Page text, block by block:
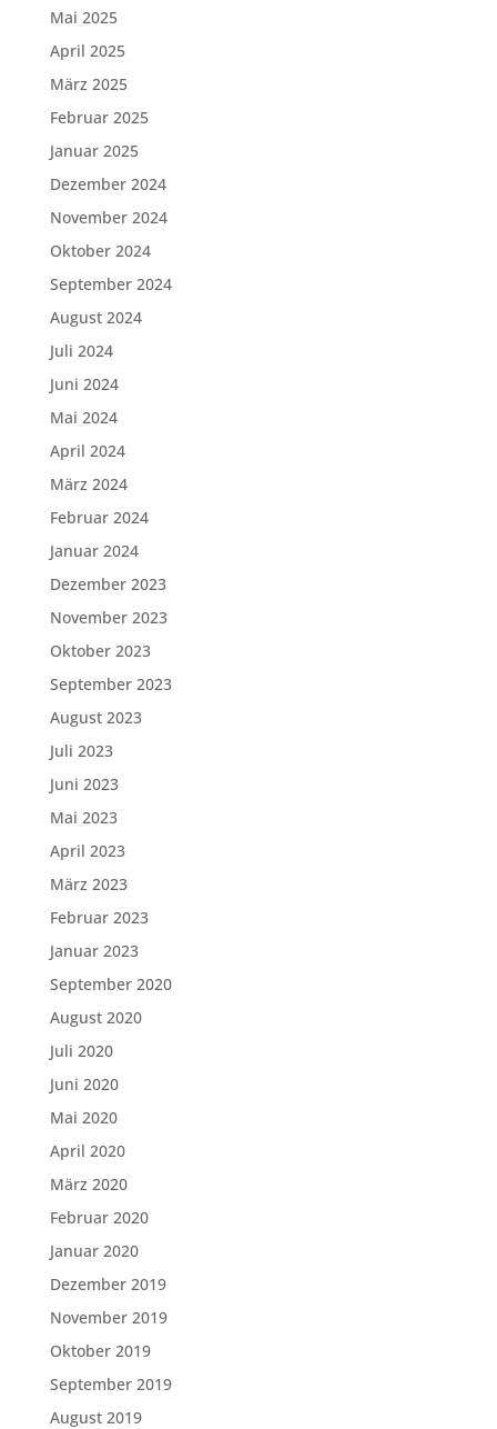
Mai 2025
April 2025
März 2025
Februar 2025
Januar 2025
Dezember 2024
November 2024
Oktober 2024
September 2024
August 2024
Juli 2024
Juni 2024
Mai 2024
April 2024
März 2024
Februar 2024
Januar 2024
Dezember 2023
November 2023
Oktober 2023
September 2023
August 2023
Juli 2023
Juni 2023
Mai 2023
April 2023
März 2023
Februar 2023
Januar 2023
September 2020
August 2020
Juli 2020
Juni 2020
Mai 2020
April 2020
März 2020
Februar 2020
Januar 2020
Dezember 2019
November 2019
Oktober 2019
September 2019
August 2019